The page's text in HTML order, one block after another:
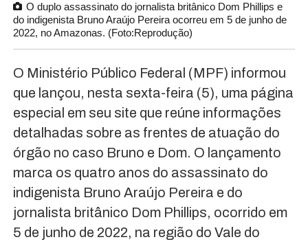
O duplo assassinato do jornalista britânico Dom Phillips e
do indigenista Bruno Araújo Pereira ocorreu em 5 de junho de
2022, no Amazonas. (Foto:Reprodução)
O Ministério Público Federal (MPF) informou
que lançou, nesta sexta-feira (5), uma página
especial em seu site que reúne informações
detalhadas sobre as frentes de atuação do
órgão no caso Bruno e Dom. O lançamento
marca os quatro anos do assassinato do
indigenista Bruno Araújo Pereira e do
jornalista britânico Dom Phillips, ocorrido em
5 de junho de 2022, na região do Vale do